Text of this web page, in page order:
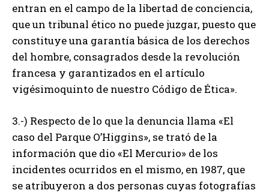
entran en el campo de la libertad de conciencia,
que un tribunal ético no puede juzgar, puesto que
constituye una garantía básica de los derechos
del hombre, consagrados desde la revolución
francesa y garantizados en el artículo
vigésimoquinto de nuestro Código de Ética».
3.-) Respecto de lo que la denuncia llama «El
caso del Parque O’Higgins», se trató de la
información que dio «El Mercurio» de los
incidentes ocurridos en el mismo, en 1987, que
se atribuyeron a dos personas cuyas fotografías